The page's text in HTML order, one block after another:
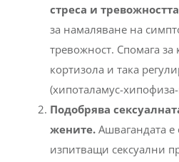
за намаляване на
тревожност. Спомага за
кортизола и така
(хипоталамус-
Подобрява
жените.Ашвагандата е
изпитващи сексуални
участниците в